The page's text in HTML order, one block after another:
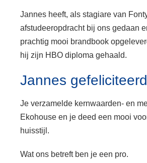
Jannes heeft, als stagiare van
afstudeeropdracht bij ons gedaan
prachtig mooi brandbook
hij zijn HBO diploma gehaald.
Jannes
Je verzamelde kernwaarden- en
Ekohouse en je deed een mooi
huisstijl.
Wat ons betreft ben je een pro.